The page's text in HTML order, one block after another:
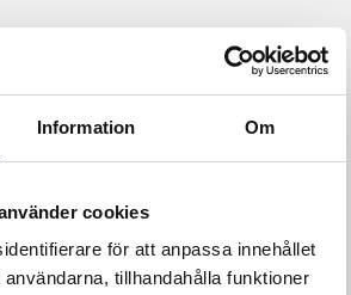
Information Om
cookies
för att anpassa innehållet
tillhandahålla funktioner
Manuell